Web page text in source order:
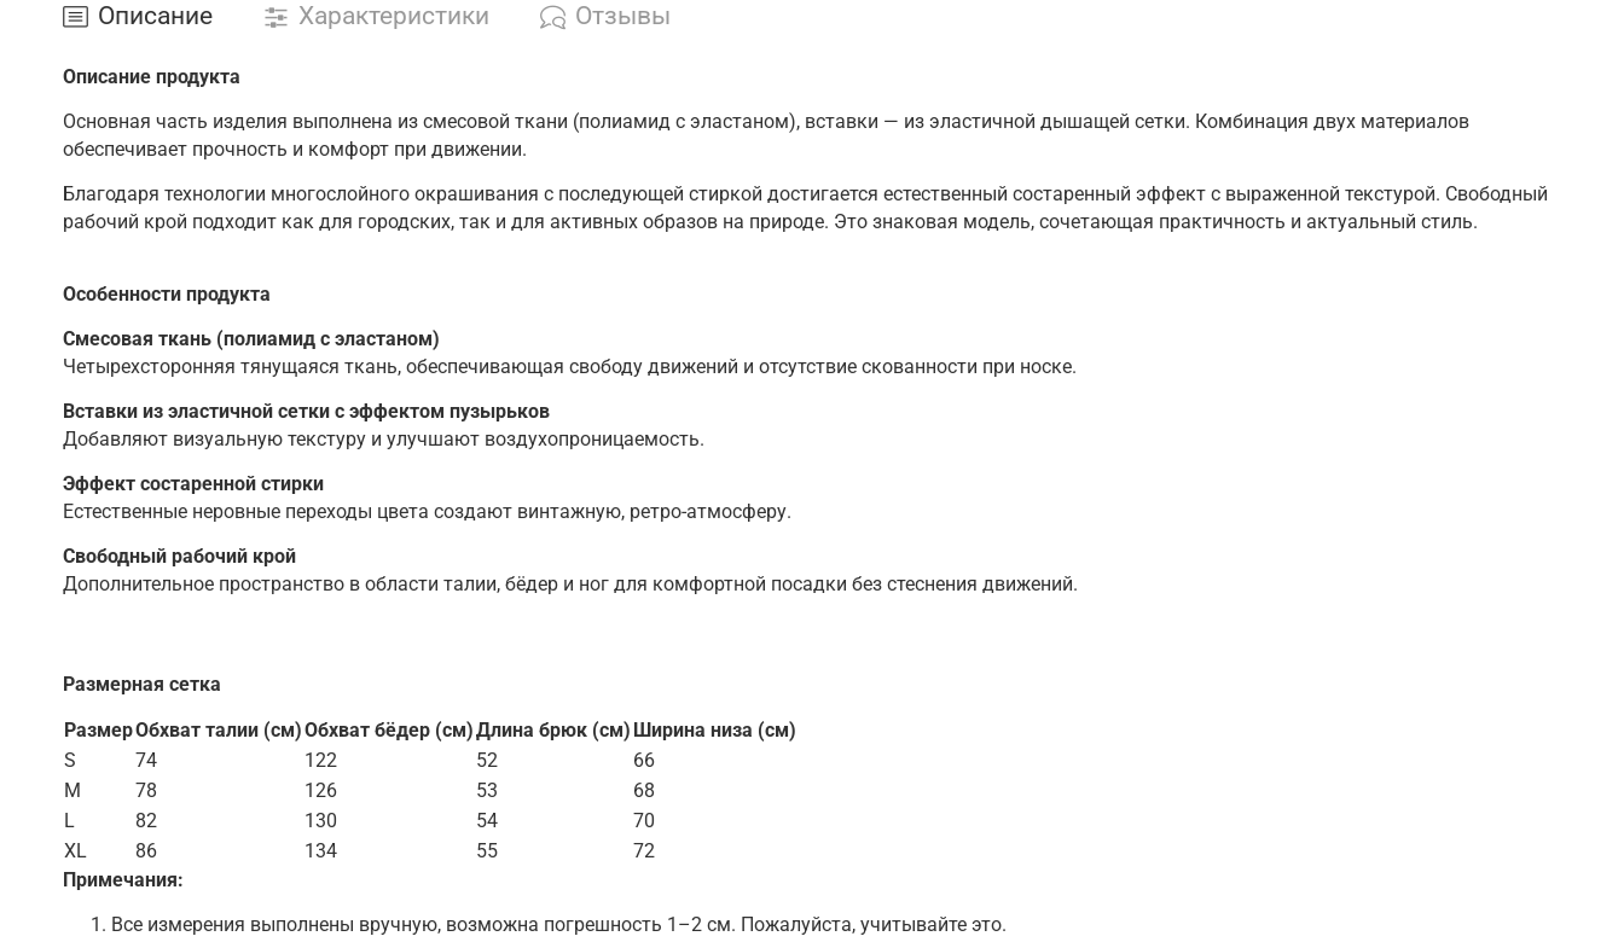
Описание Характеристики Отзывы
Описание продукта
Основная часть изделия выполнена из смесовой ткани (полиамид с эластаном), вставки — из эластичной дышащей сетки. Комбинация двух материалов
обеспечивает прочность и комфорт при движении.
Благодаря технологии многослойного окрашивания с последующей стиркой достигается естественный состаренный эффект с выраженной текстурой. Свободный
рабочий крой подходит как для городских, так и для активных образов на природе. Это знаковая модель, сочетающая практичность и актуальный стиль.
Особенности продукта
Смесовая ткань (полиамид с эластаном)
Четырехсторонняя тянущаяся ткань, обеспечивающая свободу движений и отсутствие скованности при носке.
Вставки из эластичной сетки с эффектом пузырьков
Добавляют визуальную текстуру и улучшают воздухопроницаемость.
Эффект состаренной стирки
Естественные неровные переходы цвета создают винтажную, ретро-атмосферу.
Свободный рабочий крой
Дополнительное пространство в области талии, бёдер и ног для комфортной посадки без стеснения движений.
Размерная сетка
РазмерОбхват талии (см)Обхват бёдер (см)Длина брюк (см) Ширина низа (см)
S
74 122 52
66
M
78 126 53
68
L
82 130 54
70
XL
86 134 55
72
Примечания:
Все измерения выполнены вручную, возможна погрешность 1–2 см. Пожалуйста, учитывайте это.